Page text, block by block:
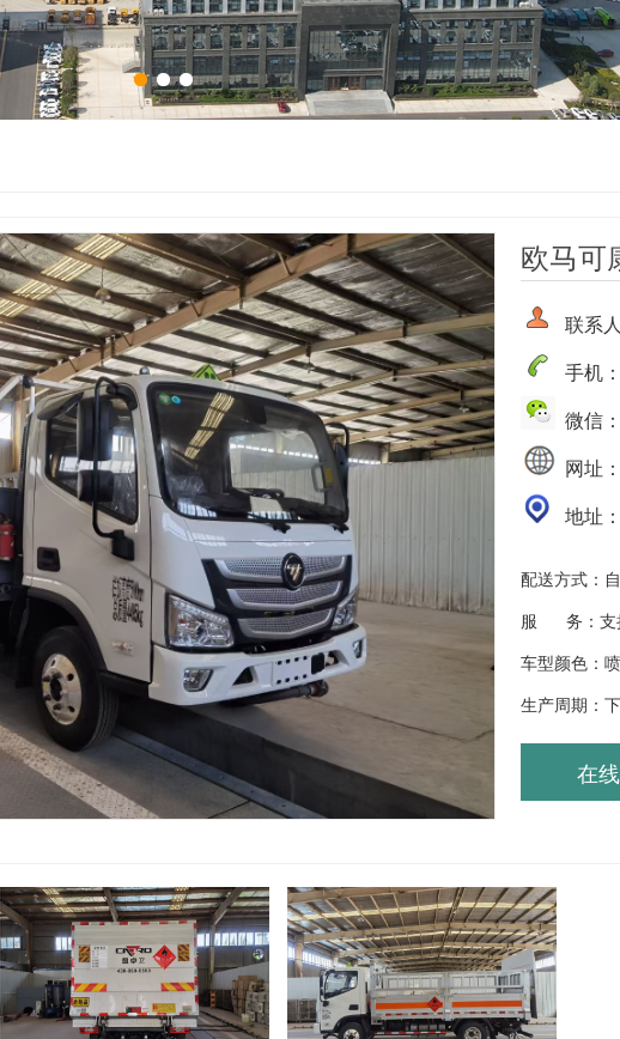
欧马可
联系
手机：
微信：
网址
地址
配送方式：
服 务：支
车型颜色：
生产周期：
在